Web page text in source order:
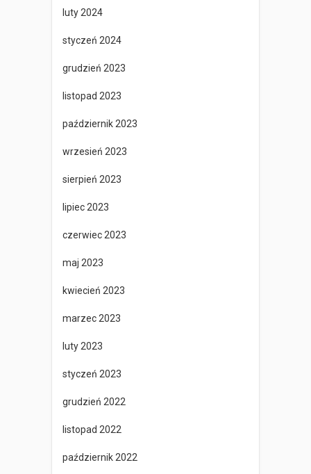
luty 2024
styczeń 2024
grudzień 2023
listopad 2023
październik 2023
wrzesień 2023
sierpień 2023
lipiec 2023
czerwiec 2023
maj 2023
kwiecień 2023
marzec 2023
luty 2023
styczeń 2023
grudzień 2022
listopad 2022
październik 2022